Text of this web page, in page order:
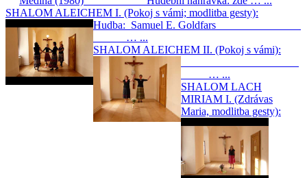
SHALOM ALEICHEM I. (Pokoj s vámi; modlitba gesty):
Hudba: Samuel E. Goldfars
… ...
SHALOM ALEICHEM II. (Pokoj s vámi):
… ...
SHALOM LACH
MIRIAM I. (Zdrávas
Maria, modlitba gesty):